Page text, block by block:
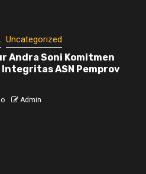
Uncategorized
Andra Soni Komitmen
ASN Pemprov
Admin